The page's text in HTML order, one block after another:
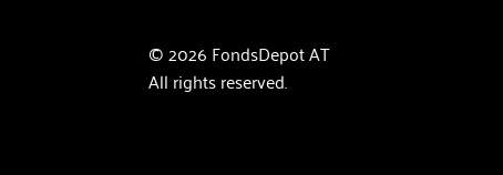
© 2026 FondsDepot AT
All rights reserved.